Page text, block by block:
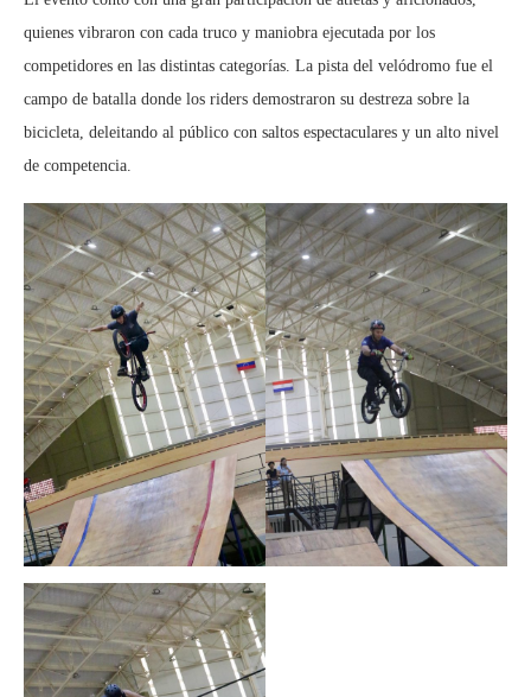
quienes vibraron con cada truco y maniobra ejecutada por los
competidores en las distintas categorías. La pista del velódromo fue el
campo de batalla donde los riders demostraron su destreza sobre la
bicicleta, deleitando al público con saltos espectaculares y un alto nivel
de competencia.